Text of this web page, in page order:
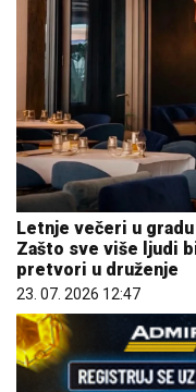
Letnje večeri u
Zašto sve više ljudi
pretvori u druženje
23. 07. 2026 12:47